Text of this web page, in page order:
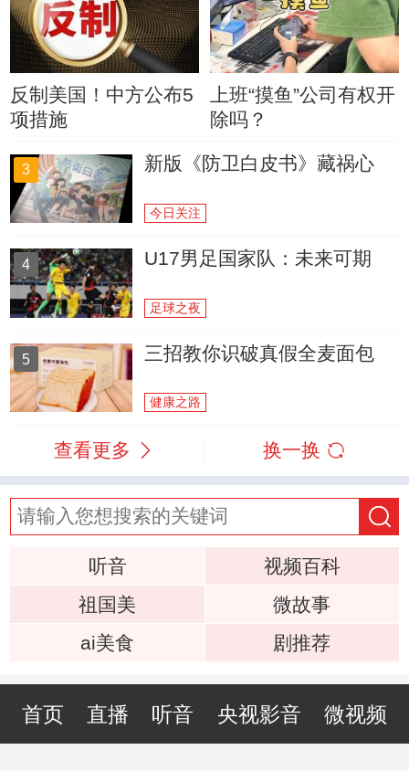
反制美国！中方公布5
项措施
上班“摸鱼”公司有权开
除吗？
3 新版《防卫白皮书》藏祸心
今日关注
4 U17男足国家队：未来可期
足球之夜
5 三招教你识破真假全麦面包
健康之路
查看更多 换一换
听音
视频百科
祖国美
微故事
ai美食
剧推荐
首页 直播 听音 央视影音 微视频